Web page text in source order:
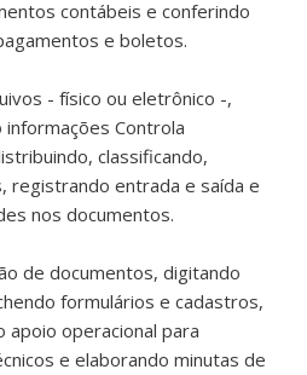
contábeis e conferindo
e boletos.
- físico ou eletrônico -,
Controla
classificando,
registrando entrada e saída e
nos documentos.
de documentos, digitando
formulários e cadastros,
operacional para
e elaborando minutas de